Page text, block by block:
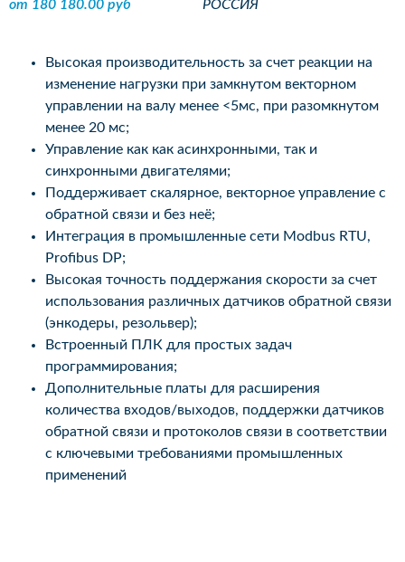
от 180 180.00 руб РОССИЯ
Высокая производительность за счет реакции на
изменение нагрузки при замкнутом векторном
управлении на валу менее <5мc, при разомкнутом
менее 20 мс;
Управление как как асинхронными, так и
синхронными двигателями;
Поддерживает скалярное, векторное управление с
обратной связи и без неё;
Интеграция в промышленные сети Modbus RTU,
Profibus DP;
Высокая точность поддержания скорости за счет
использования различных датчиков обратной связи
(энкодеры, резольвер);
Встроенный ПЛК для простых задач
программирования;
Дополнительные платы для расширения
количества входов/выходов, поддержки датчиков
обратной связи и протоколов связи в соответствии
с ключевыми требованиями промышленных
применений